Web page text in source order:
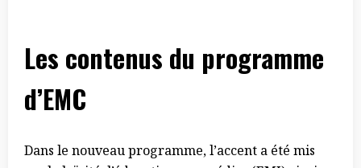
Les contenus du programme
d’EMC
Dans le nouveau programme, l’accent a été mis